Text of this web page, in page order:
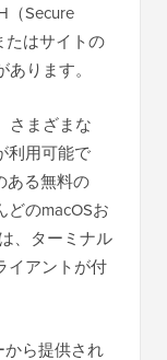
（Secure
たはサイトの
ります。
さまざまな
利用可能で
ある無料の
のmacOSお
、ターミナル
イアントが付
から提供され